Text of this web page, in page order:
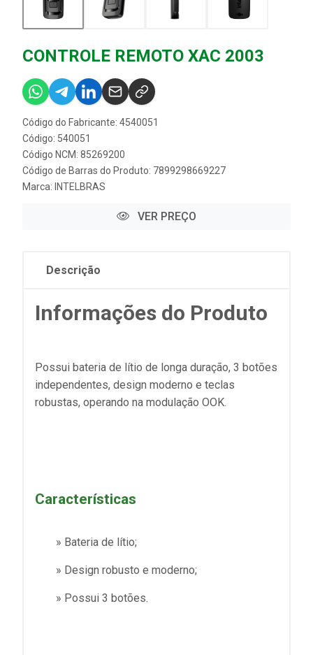
CONTROLE REMOTO XAC 2003
Código do Fabricante: 4540051
Código: 540051
Código NCM: 85269200
Código de Barras do Produto: 7899298669227
Marca: INTELBRAS
VER PREÇO
Descrição
Informações do Produto
Possui bateria de lítio de longa duração, 3 botões
independentes, design moderno e teclas
robustas, operando na modulação OOK.
Características
» Bateria de lítio;
» Design robusto e moderno;
» Possui 3 botões.